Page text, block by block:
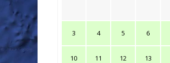
3 4 5 6
10 11 12 13